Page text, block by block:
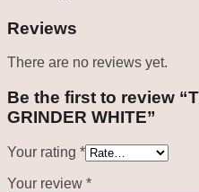
Reviews
There are no reviews yet.
Be the first to review
GRINDER WHITE”
Your rating *
Your review *